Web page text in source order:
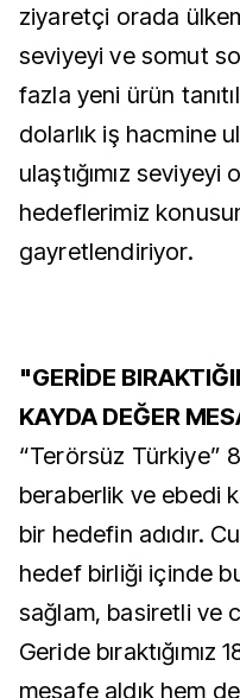
ziyaretçi orada
seviyeyi ve somut
fazla yeni ürün
dolarlık iş hacmine
ulaştığımız
hedeflerimiz
gayretlendiriyor.
"GERİDE
KAYDA DEĞER
“Terörsüz Türkiye”
beraberlik ve ebedi
bir hedefin adıdır.
hedef birliği içinde
sağlam, basiretli ve
Geride
mesafe aldık hem